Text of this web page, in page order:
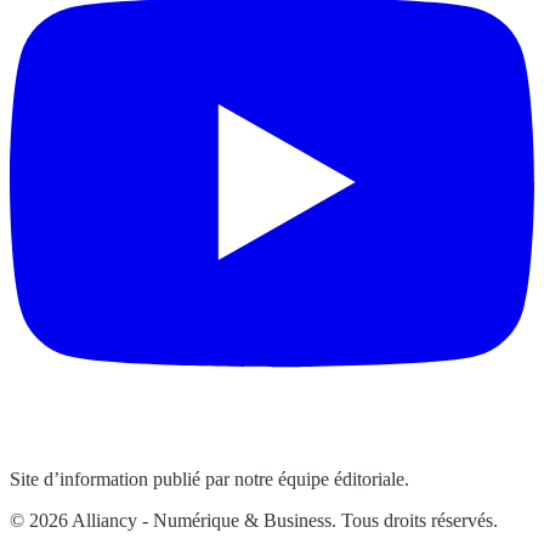
Site d’information publié par notre équipe éditoriale.
© 2026 Alliancy - Numérique & Business. Tous droits réservés.